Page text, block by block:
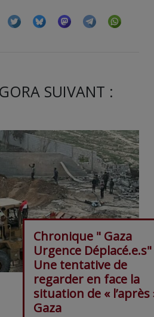
SUIVANT :
Chronique " Gaza
Urgence
Une tentative de
regarder en face la
situation de « l’après
Gaza